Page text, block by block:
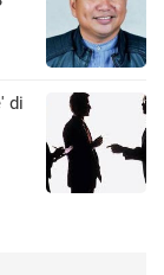
di